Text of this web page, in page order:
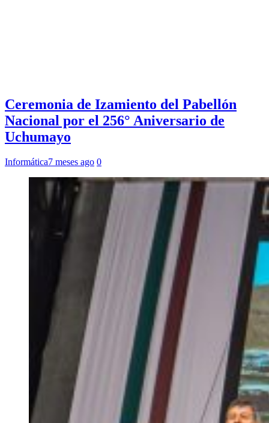
Ceremonia de Izamiento del Pabellón
Nacional por el 256° Aniversario de
Uchumayo
Informática7 meses ago 0